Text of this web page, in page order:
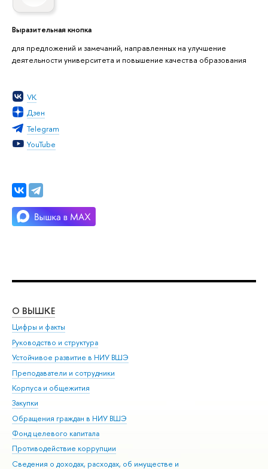
Выразительная кнопка
для предложений и замечаний, направленных на улучшение
деятельности университета и повышение качества образования
VK
Дзен
Telegram
YouTube
О ВЫШКЕ
Цифры и факты
Руководство и структура
Устойчивое развитие в НИУ ВШЭ
Преподаватели и сотрудники
Корпуса и общежития
Закупки
Обращения граждан в НИУ ВШЭ
Фонд целевого капитала
Противодействие коррупции
Сведения о доходах, расходах, об имуществе и